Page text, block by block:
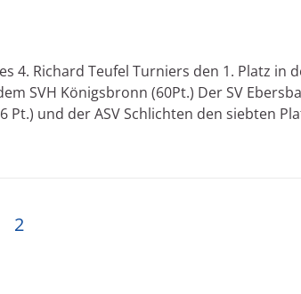
4. Richard Teufel Turniers den 1. Platz in
SVH Königsbronn (60Pt.) Der SV
Pt.) und der ASV Schlichten den siebten
2